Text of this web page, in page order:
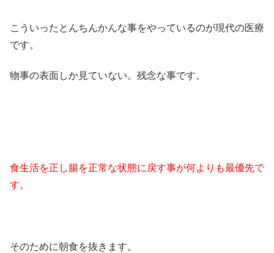
こういったとんちんかんな事をやっているのが現代の医療
です。
物事の表面しか見ていない。残念な事です。
食生活を正し腸を正常な状態に戻す事が何よりも最優先で
す。
そのために朝食を抜きます。